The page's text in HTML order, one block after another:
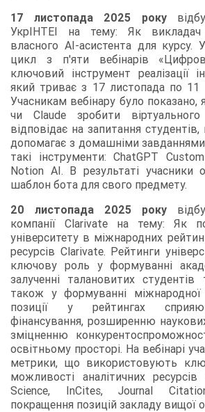
17 листопада 2025 року
УкрІНТЕІ на тему: Як
власного AI-асистента для курсу.
цикл з п'яти вебінарів
ключовий інструмент реалізації
який триває з 17 листопада по 11
Учасникам вебінару було показано,
чи Claude зробити
відповідає на запитання
допомагає з домашніми
такі інструменти: ChatGPT
Notion AI. В результаті учасники
шаблон бота для свого предмету.
20 листопада 2025 року
компанії Clarivate на тему: Як
університету в міжнародних
ресурсів Clarivate. Рейтинги
ключову роль у формуванні
залученні талановитих студентів
також у формуванні міжнародної
позиції у рейтингах
фінансування, розширенню
зміцненню
освітньому просторі. На вебінарі
метрики, що використовують
можливості аналітичних
Science, InCites, Journal
покращення позицій закладу вищої